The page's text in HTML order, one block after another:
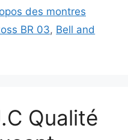
des montres
BR 03, Bell and
Qualité